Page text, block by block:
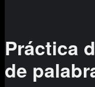
Práctica
de